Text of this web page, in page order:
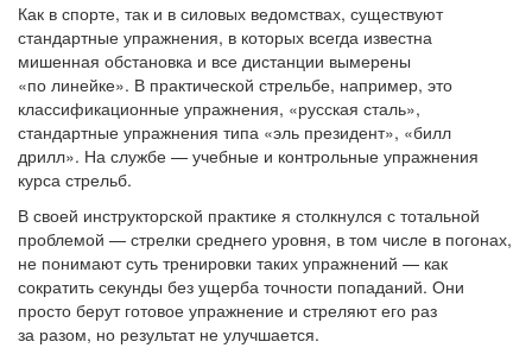
Как в спорте, так и в силовых ведомствах, существуют
стандартные упражнения, в которых всегда известна
мишенная обстановка и все дистанции вымерены
«по линейке». В практической стрельбе, например, это
классификационные упражнения, «русская сталь»,
стандартные упражнения типа «эль президент», «билл
дрилл». На службе — учебные и контрольные упражнения
курса стрельб.
В своей инструкторской практике я столкнулся с тотальной
проблемой — стрелки среднего уровня, в том числе в погонах,
не понимают суть тренировки таких упражнений — как
сократить секунды без ущерба точности попаданий. Они
просто берут готовое упражнение и стреляют его раз
за разом, но результат не улучшается.